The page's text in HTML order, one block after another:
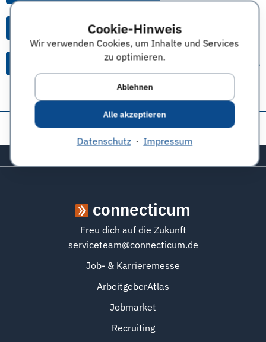
Cookie-Hinweis
Wir verwenden Cookies, um Inhalte und Services
zu optimieren.
Ablehnen
Alle akzeptieren
Datenschutz· Impressum
Alle Anworten von diesem Unternehmen
Alle Themen & Expertentipps
Diese Seite teilen:
connecticum
Freu dich auf die Zukunft
serviceteam@connecticum.de
Job- & Karrieremesse
ArbeitgeberAtlas
Jobmarket
Recruiting